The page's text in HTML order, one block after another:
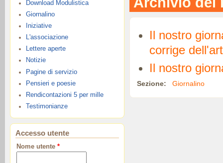
Download Modulistica
Giornalino
Iniziative
L'associazione
Lettere aperte
Notizie
Pagine di servizio
Pensieri e poesie
Rendicontazioni 5 per mille
Testimonianze
Accesso utente
Nome utente *
Il nostro
corrige
Il nostro
Sezione: Giornalino